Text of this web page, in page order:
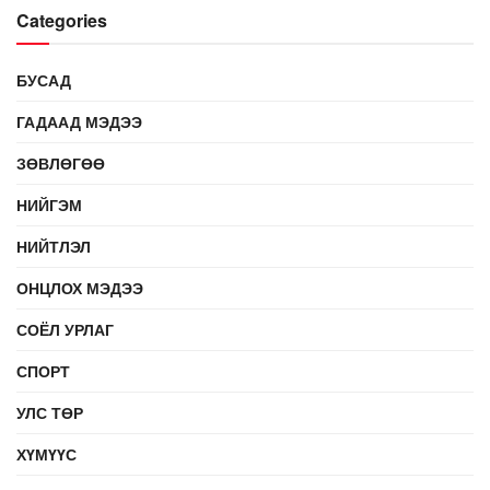
Categories
БУСАД
ГАДААД МЭДЭЭ
ЗӨВЛӨГӨӨ
НИЙГЭМ
НИЙТЛЭЛ
ОНЦЛОХ МЭДЭЭ
СОЁЛ УРЛАГ
СПОРТ
УЛС ТӨР
ХҮМҮҮС